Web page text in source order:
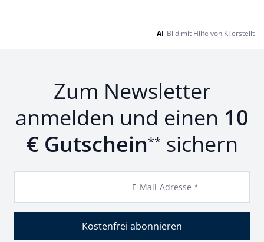
AI Bild mit Hilfe von KI erstellt
Zum Newsletter
anmelden und einen 10
€ Gutschein** sichern
E-Mail-Adresse *
Kostenfrei abonnieren